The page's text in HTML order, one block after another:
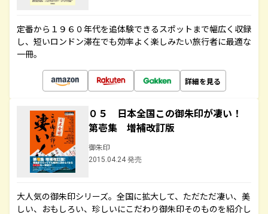
定番から１９６０年代を追体験できるスポットまで幅広く収録
し、短いロンドン滞在でも効率よく楽しみたい旅行者に最適な
一冊。
詳細を見る
０５ 日本全国この御朱印が凄い！
第壱集 増補改訂版
御朱印
2015.04.24 発売
大人気の御朱印シリーズ。全国に拡大して、ただただ凄い、美
しい、おもしろい、珍しいにこだわり御朱印そのものを紹介し